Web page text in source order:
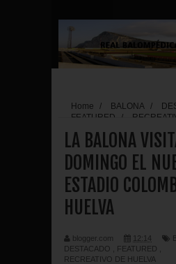
Home / BALONA /
FEATURED
/
LA BALONA VISITA
NUEVO ESTADIO
LA BALONA
DOMINGO EL
ESTADIO
HUELVA
blogger.com 12:14
DESTACADO
FEATURED
RECREATIVO DE HUELVA